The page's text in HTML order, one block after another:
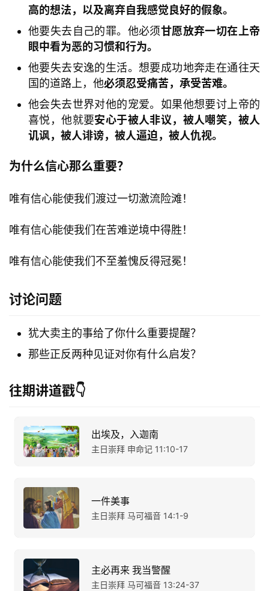
高的想法，以及离弃自我感觉良好的假象。
他要失去自己的罪。他必须甘愿放弃一切在上帝
眼中看为恶的习惯和行为。
他要失去安逸的生活。想要成功地奔走在通往天
国的道路上，他必须忍受痛苦，承受苦难。
他会失去世界对他的宠爱。如果他想要讨上帝的
喜悦，他就要安心于被人非议，被人嘲笑，被人
讥讽，被人诽谤，被人逼迫，被人仇视。
为什么信心那么重要？
唯有信心能使我们渡过一切激流险滩！
唯有信心能使我们在苦难逆境中得胜！
唯有信心能使我们不至羞愧反得冠冕！
讨论问题
犹大卖主的事给了你什么重要提醒？
那些正反两种见证对你有什么启发？
往期讲道戳👇
出埃及，入迦南
主日崇拜 申命记 11:10-17
一件美事
主日崇拜 马可福音 14:1-9
主必再来 我当警醒
主日崇拜 马可福音 13:24-37